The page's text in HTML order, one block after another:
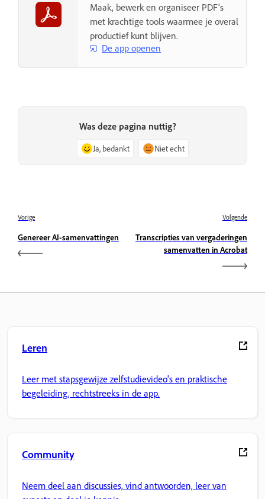
Maak, bewerk en organiseer PDF's
met krachtige tools waarmee je overal
productief kunt blijven.
De app openen
Was deze pagina nuttig?
Ja, bedankt Niet echt
Vorige
Genereer AI-samenvattingen
Volgende
Transcripties van vergaderingen
samenvatten in Acrobat
Leren
Leer met stapsgewijze zelfstudievideo's en praktische
begeleiding, rechtstreeks in de app.
Community
Neem deel aan discussies, vind antwoorden, leer van